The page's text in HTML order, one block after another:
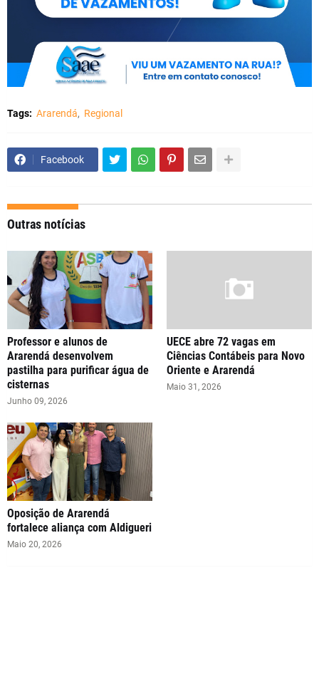
Tags: Ararendá Regional
Facebook
Outras notícias
Professor e alunos de
Ararendá desenvolvem
pastilha para purificar água de
cisternas
Junho 09, 2026
UECE abre 72 vagas em
Ciências Contábeis para Novo
Oriente e Ararendá
Maio 31, 2026
Oposição de Ararendá
fortalece aliança com Aldigueri
Maio 20, 2026